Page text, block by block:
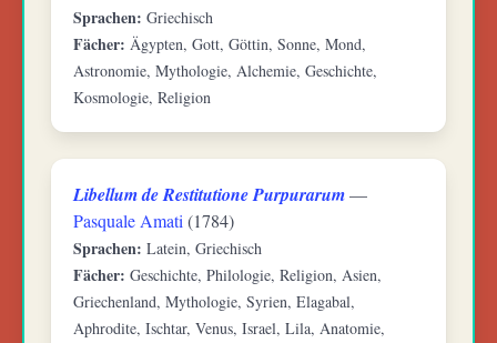
Sprachen: Griechisch
Fächer: Ägypten, Gott, Göttin, Sonne, Mond,
Astronomie, Mythologie, Alchemie, Geschichte,
Kosmologie, Religion
Libellum de Restitutione Purpurarum—
Pasquale Amati (1784)
Sprachen: Latein, Griechisch
Fächer: Geschichte, Philologie, Religion, Asien,
Griechenland, Mythologie, Syrien, Elagabal,
Aphrodite, Ischtar, Venus, Israel, Lila, Anatomie,